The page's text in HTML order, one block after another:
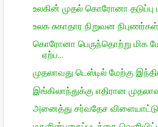
உலகின் முதல் கொரோனா தடுப்பு
உலக சுகாதார நிறுவன
கொரோனா பெருந்தொற்று மிக
ஏற்ப...
முதலாவது டெஸ்டில் மேற்கு
இங்கிலாந்துக்கு எதிரான
அனைத்து சர்வதேச விளையாட்டு